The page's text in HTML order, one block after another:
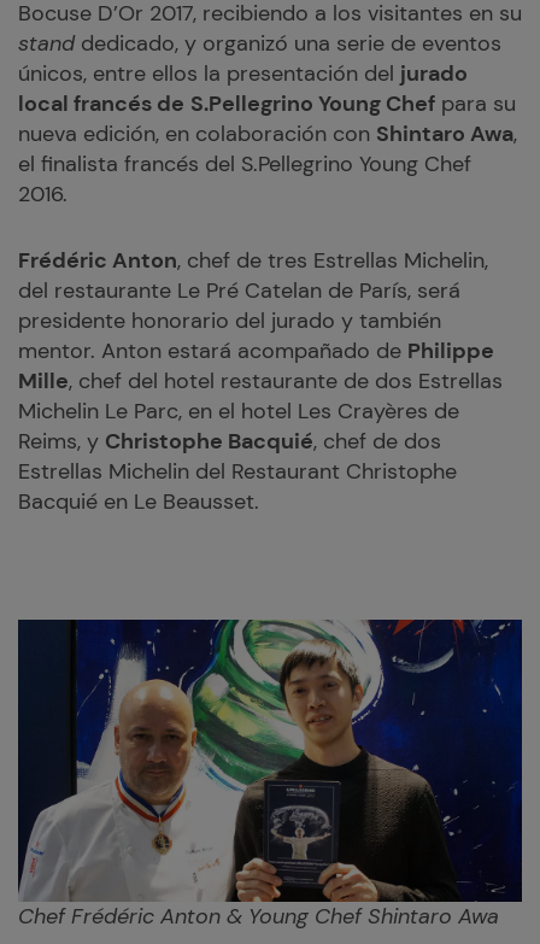
Bocuse D’Or 2017, recibiendo a los visitantes en su
standdedicado, y organizó una serie de eventos
únicos, entre ellos la presentación del jurado
local francés de S.Pellegrino Young Chef para su
nueva edición, en colaboración con Shintaro Awa,
el finalista francés del S.Pellegrino Young Chef
2016.
Frédéric Anton, chef de tres Estrellas Michelin,
del restaurante Le Pré Catelan de París, será
presidente honorario del jurado y también
mentor. Anton estará acompañado de Philippe
Mille, chef del hotel restaurante de dos Estrellas
Michelin Le Parc, en el hotel Les Crayères de
Reims, y Christophe Bacquié, chef de dos
Estrellas Michelin del Restaurant Christophe
Bacquié en Le Beausset.
Chef Frédéric Anton & Young Chef Shintaro Awa